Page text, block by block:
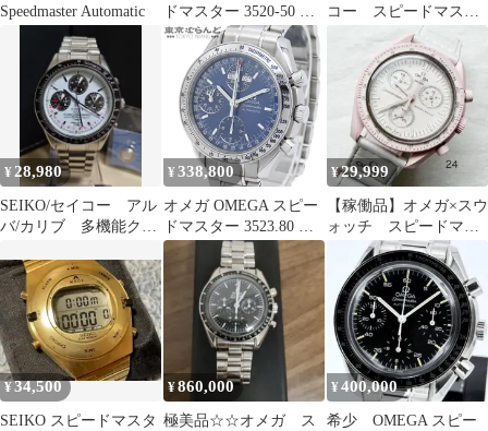
Speedmaster Automatic
ドマスター 3520-50 マ
ーク40
コー スピードマスタ
ー クロノグラフ 腕
時計 メンズ
¥ 28,980
SEIKO/セイコー アル
バ/カリブ 多機能クロ
イト
¥ 338,800
オメガ OMEGA スピー
ドマスター 3523.80 ブ
ルー SS デイデイト ト
リプルカレンダー 腕時
計 メンズ 自動巻
101889520
¥29,999
【稼働品】オメガ×スウ
ォッチ スピードマス
ター 腕時計 24
¥34,500
SEIKO スピードマスタ
¥860,000
極美品☆☆オメガ ス
¥400,000
希少 OMEGA スピー